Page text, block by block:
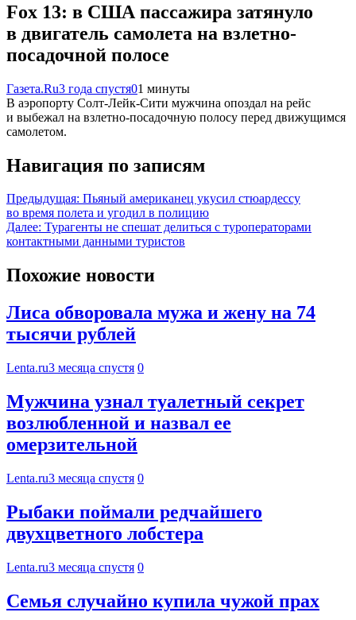
Fox 13: в США пассажира затянуло
в двигатель самолета на взлетно-
посадочной полосе
Газета.Ru3 года спустя01 минуты
В аэропорту Солт-Лейк-Сити мужчина опоздал на рейс
и выбежал на взлетно-посадочную полосу перед движущимся
самолетом.
Навигация по записям
Предыдущая: Пьяный американец укусил стюардессу
во время полета и угодил в полицию
Далее: Турагенты не спешат делиться с туроператорами
контактными данными туристов
Похожие новости
Лиса обворовала мужа и жену на 74
тысячи рублей
Lenta.ru3 месяца спустя 0
Мужчина узнал туалетный секрет
возлюбленной и назвал ее
омерзительной
Lenta.ru3 месяца спустя 0
Рыбаки поймали редчайшего
двухцветного лобстера
Lenta.ru3 месяца спустя 0
Семья случайно купила чужой прах